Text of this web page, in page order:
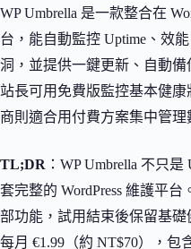
WP Umbrella 是一款整合在
台，能自動監控 Uptime、效
洞，並提供一鍵更新、自動
站長可用免費版監控基本健
商則適合用付費方案集中管理
TL;DR ：WP Umbrella 不只
套完整的 WordPress 維護平
部功能，試用結束後保留基
每月 €1.99（約 NT$70），包